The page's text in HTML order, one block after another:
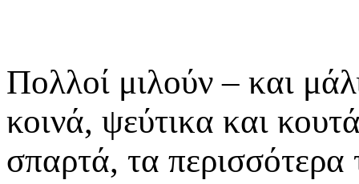
Πολλοί μιλούν – και
κοινά, ψεύτικα και
σπαρτά, τα